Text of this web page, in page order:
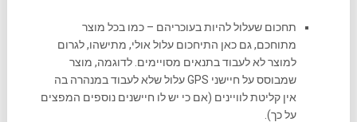
תחכום שעלול להיות בעוכריהם – כמו בכל מוצר
מתוחכם, גם כאן התיחכום עלול אולי, מתישהו, לגרום
למוצר לא לעבוד בתנאים מסויימים. לדוגמה, מוצר
שמבוסס על חיישני GPS עלול שלא לעבוד במנהרה בה
אין קליטת לוויינים (אם כי יש לו חיישנים נוספים המפצים
על כך).